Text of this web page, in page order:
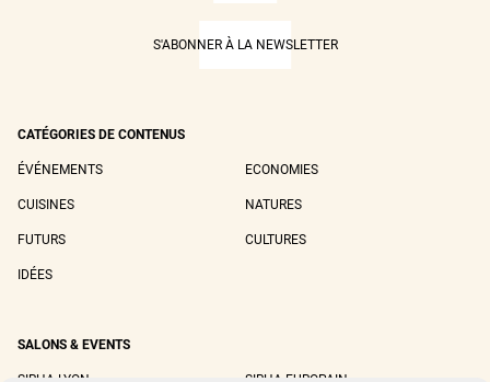
S'ABONNER À LA NEWSLETTER
CATÉGORIES DE CONTENUS
ÉVÉNEMENTS ECONOMIES
CUISINES NATURES
FUTURS CULTURES
IDÉES
SALONS & EVENTS